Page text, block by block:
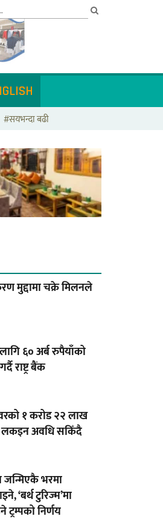
#सयभन्दा बढी
मुद्दामा चक्रे मिलनले
६० अर्ब रुपैयाँको
राष्ट्र बैंक
१ करोड २२ लाख
लकइन अवधि सकिँदै
जन्मिएकै भरमा
‘बर्थ टुरिज्म’मा
ट्रम्पको निर्णय